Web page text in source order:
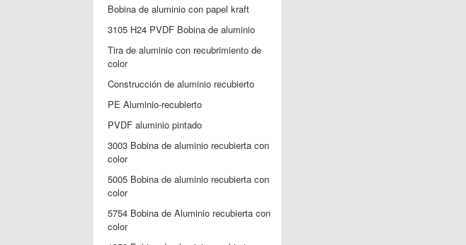
Bobina de aluminio con papel kraft
3105 H24 PVDF Bobina de aluminio
Tira de aluminio con recubrimiento de
color
Construcción de aluminio recubierto
PE Aluminio-recubierto
PVDF aluminio pintado
3003 Bobina de aluminio recubierta con
color
5005 Bobina de aluminio recubierta con
color
5754 Bobina de Aluminio recubierta con
color